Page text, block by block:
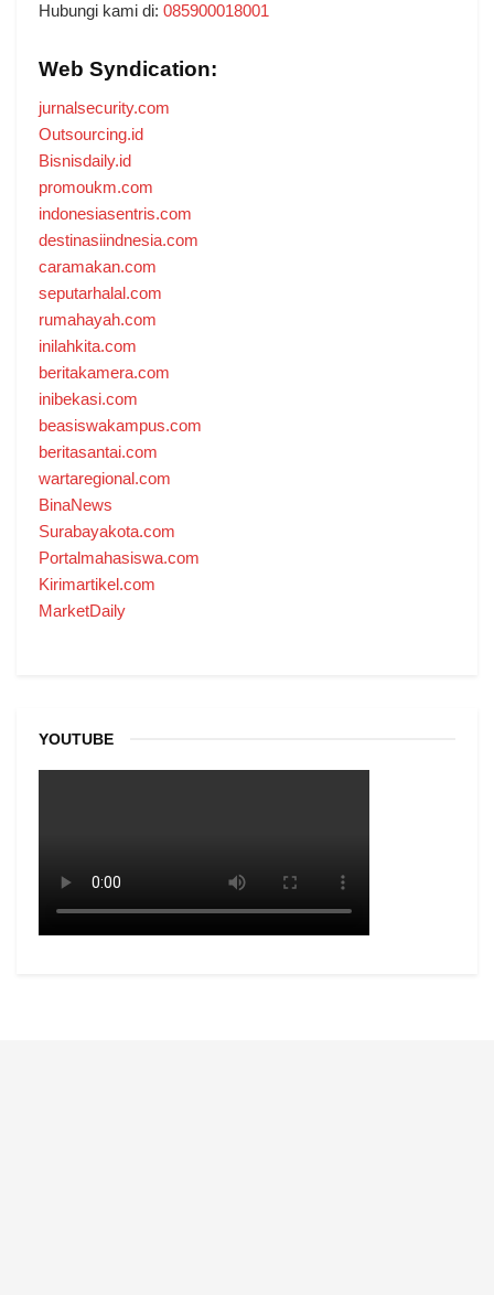
Hubungi kami di: 085900018001
Web Syndication:
jurnalsecurity.com
Outsourcing.id
Bisnisdaily.id
promoukm.com
indonesiasentris.com
destinasiindnesia.com
caramakan.com
seputarhalal.com
rumahayah.com
inilahkita.com
beritakamera.com
inibekasi.com
beasiswakampus.com
beritasantai.com
wartaregional.com
BinaNews
Surabayakota.com
Portalmahasiswa.com
Kirimartikel.com
MarketDaily
YOUTUBE